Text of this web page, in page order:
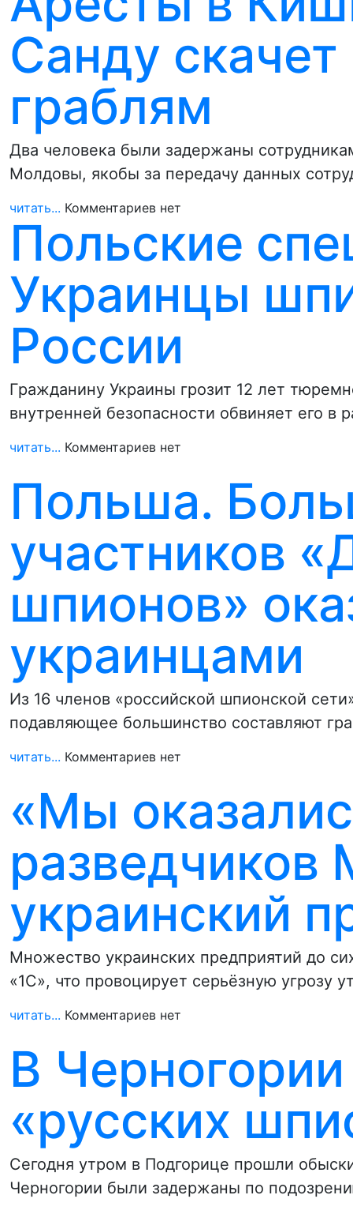
Санду
граблям
Два человека были задержаны
Молдовы, якобы за передачу данных
читать... Комментариев нет
Польские
Украинцы
России
Гражданину Украины грозит 12 лет
внутренней безопасности обвиняет его в
читать... Комментариев нет
Польша.
участников
шпионов»
украинцами
Из 16 членов «российской шпионской
подавляющее большинство составляют
читать... Комментариев нет
«Мы
разведчиков
украинский
Множество украинских предприятий до
«1С», что провоцирует серьёзную
читать... Комментариев нет
В
«русских
Сегодня утром в Подгорице прошли
Черногории были задержаны по